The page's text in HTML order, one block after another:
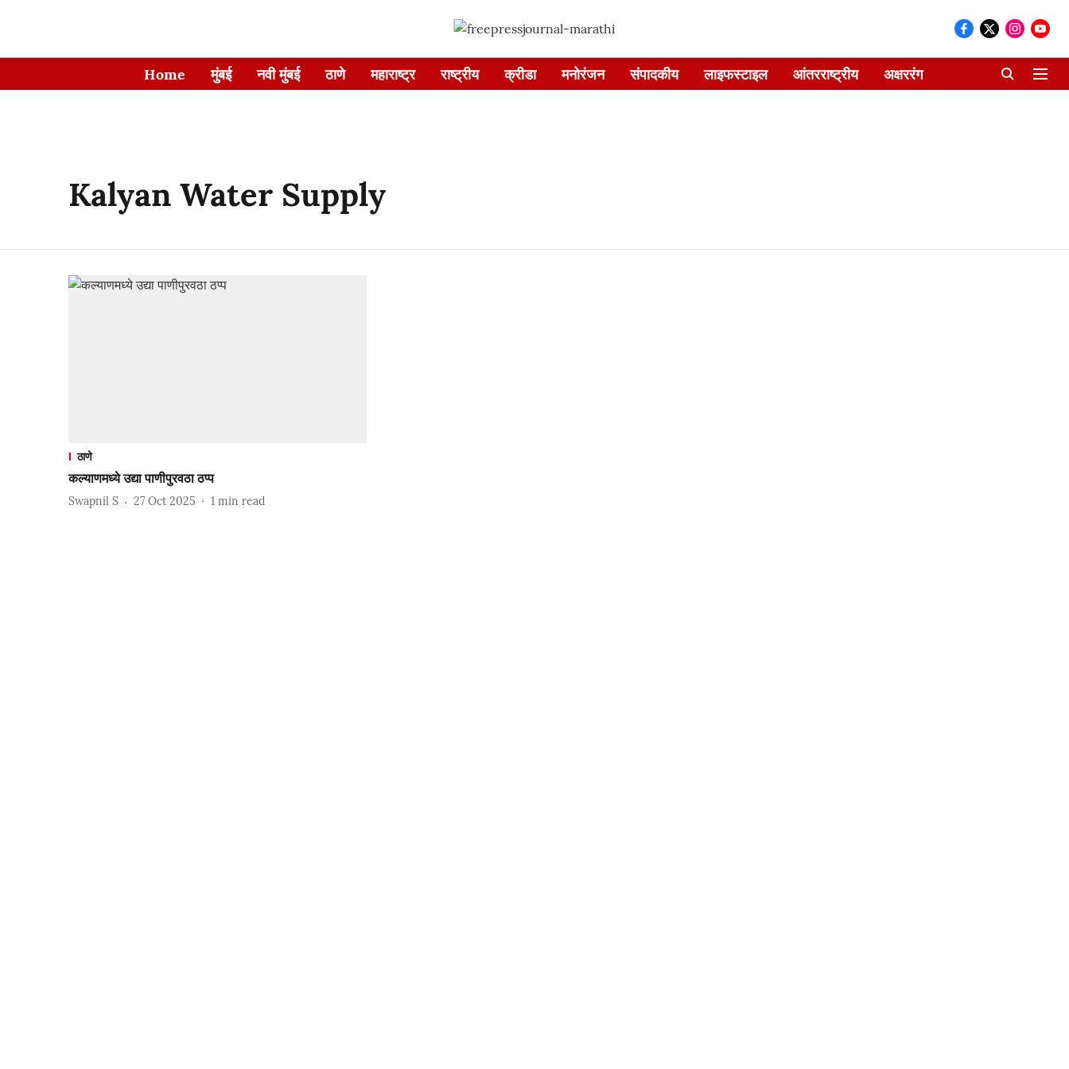
Home मुंबई नवी मुंबई ठाणे महाराष्ट्र राष्ट्रीय क्रीडा मनोरंजन संपादकीय लाइफस्टाइल आंतरराष्ट्रीय अक्षररंग
Kalyan Water Supply
ठाणे
कल्याणमध्ये उद्या पाणीपुरवठा ठप्प
Swapnil S 27 Oct 2025 1 min read